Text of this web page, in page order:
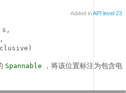
Added inAPI level 23
s,
Spannable ，将该位置标注为包含电